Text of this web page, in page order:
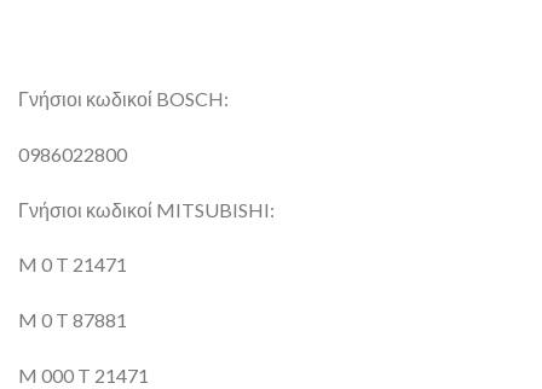
Γνήσιοι κωδικοί BOSCH:
0986022800
Γνήσιοι κωδικοί MITSUBISHI:
M 0 T 21471
M 0 T 87881
M 000 T 21471